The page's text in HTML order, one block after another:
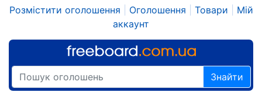
Розмістити оголошення Оголошення Товари
Мій
аккаунт
Знайти